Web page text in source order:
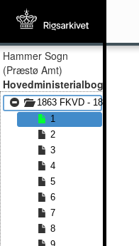
Hammer Sogn
(Præstø Amt)
Hovedministerialbog
1863 FKVD - 1885 FKVD
1
2
3
4
5
6
7
8